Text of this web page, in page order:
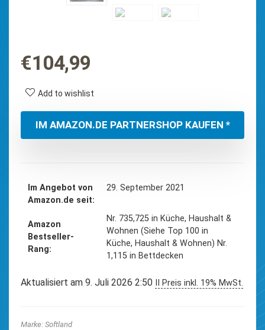
€104,99
Add to wishlist
IM AMAZON.DE PARTNERSHOP KAUFEN *
Im Angebot von
Amazon.de seit
29. September 2021
Amazon
Bestseller-
Rang
Nr. 735,725 in Küche, Haushalt &
Wohnen (Siehe Top 100 in
Küche, Haushalt & Wohnen) Nr.
1,115 in Bettdecken
Aktualisiert am 9. Juli 2026 2:50 II Preis inkl. 19% MwSt.
Marke: Softland